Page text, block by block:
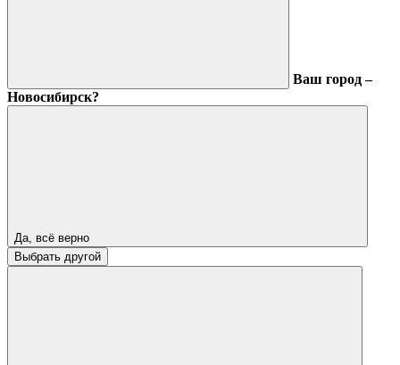
Ваш город –
Новосибирск?
Да, всё верно
Выбрать другой